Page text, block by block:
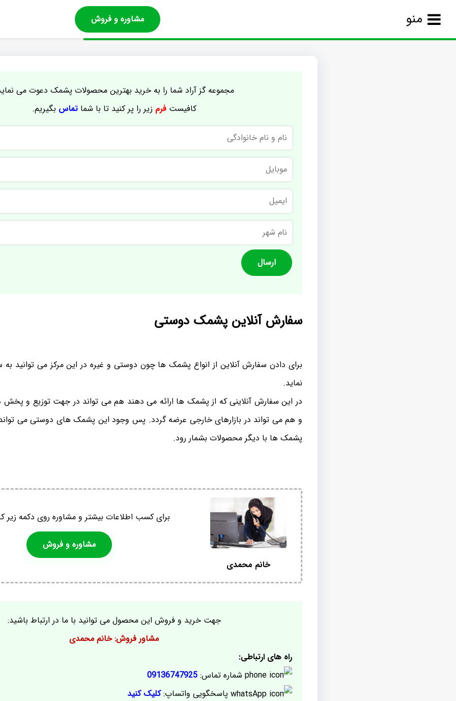
منو مشاوره و فروش
مجموعه گز آراد شما را به خرید بهترین محصولات پشمک دعوت می
کافیستفرم زیر را پر کنید تا با شماتماس بگیریم.
و
نام
خانوادگی
موبایل
ایمیل
نام
شهر
سفارش آنلاین پشمک دوستی
برای دادن سفارش آنلاین از انواع پشمک ها چون دوستی و غیره در این مرکز می توانید
نماید.
در این سفارش آنلاینی که از پشمک ها ارائه می دهند هم می تواند در جهت توزیع و پخش در
و هم می تواند در بازارهای خارجی عرضه گردد. پس وجود این پشمک های دوستی می تواند
پشمک ها با دیگر محصولات بشمار رود.
خانم محمدی
برای کسب اطلاعات بیشتر و مشاوره روی دکمه زیر
مشاوره و فروش
جهت خرید و فروش این محصول می توانید با ما در ارتباط باشید:
مشاور فروش: خانم محمدی
راه های ارتباطی:
شماره تماس: 09136747925
پاسخگویی واتساپ:کلیک کنید